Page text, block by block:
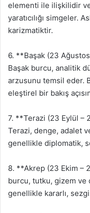
elementi ile ilişkilidir
yaratıcılığı simgeler.
karizmatiktir.
6. **Başak (23
Başak burcu, analitik
arzusunu temsil eder.
eleştirel bir bakış
7. **Terazi (23 Eylül –
Terazi, denge, adalet
genellikle diplomatik,
8. **Akrep (23 Ekim –
burcu, tutku, gizem
genellikle kararlı,